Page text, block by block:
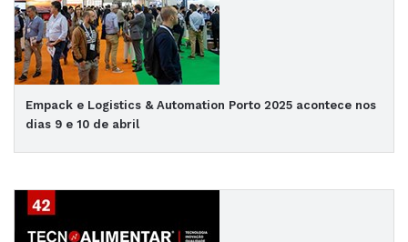
Empack e Logistics & Automation Porto 2025 acontece nos
dias 9 e 10 de abril